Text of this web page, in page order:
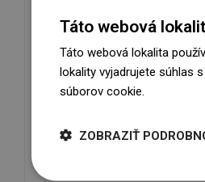
Táto webová
Táto webová lokalita
lokality vyjadrujete súhlas
súborov cookie.
ZOBRAZIŤ